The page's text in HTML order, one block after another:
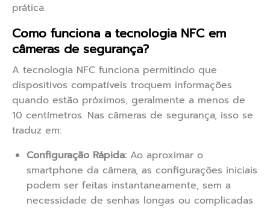
prática.
Como funciona a tecnologia NFC em
câmeras de segurança?
A tecnologia NFC funciona permitindo que
dispositivos compatíveis troquem informações
quando estão próximos, geralmente a menos de
10 centímetros. Nas câmeras de segurança, isso se
traduz em:
Configuração Rápida: Ao aproximar o
smartphone da câmera, as configurações iniciais
podem ser feitas instantaneamente, sem a
necessidade de senhas longas ou complicadas.